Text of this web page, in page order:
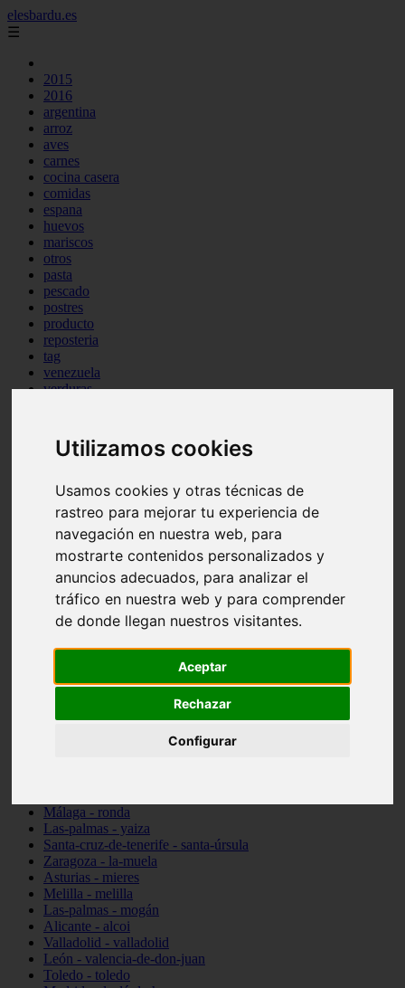
Utilizamos cookies
Usamos cookies y otras técnicas de
rastreo para mejorar tu experiencia de
navegación en nuestra web, para
mostrarte contenidos personalizados y
anuncios adecuados, para analizar el
tráfico en nuestra web y para comprender
de donde llegan nuestros visitantes.
Aceptar
Rechazar
Configurar
elesbardu.es
☰
2015
2016
argentina
arroz
aves
carnes
cocina casera
comidas
espana
huevos
mariscos
otros
pasta
pescado
postres
producto
reposteria
tag
venezuela
verduras
Teruel - sarrión
Cádiz - algodonales
Madrid - madrid
Asturias - oviedo
Cádiz - el-puerto-de-santa-maría
Asturias - aller
álava - vitoria-gasteiz
Málaga - marbella
Zaragoza - zaragoza
Barcelona - barcelona
Valencia - valencia
Toledo - seseña
Cantabria - val-de-san-vicente
Málaga - ronda
Las-palmas - yaiza
Santa-cruz-de-tenerife - santa-úrsula
Zaragoza - la-muela
Asturias - mieres
Melilla - melilla
Las-palmas - mogán
Alicante - alcoi
Valladolid - valladolid
León - valencia-de-don-juan
Toledo - toledo